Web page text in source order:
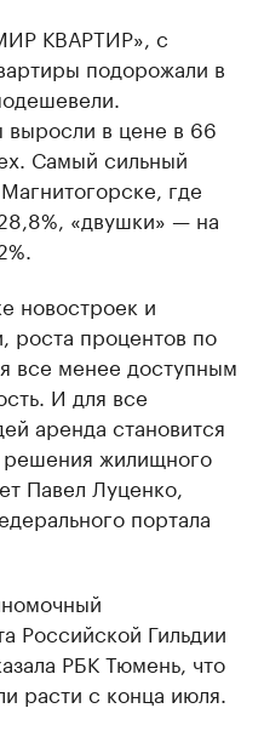
КВАРТИР», с
подорожали в
выросли в цене в 66
Самый сильный
где
«двушки» — на
новостроек и
роста процентов по
все менее доступным
И для все
аренда становится
жилищного
Павел Луценко,
портала
Российской Гильдии
РБК Тюмень, что
расти с конца июля.